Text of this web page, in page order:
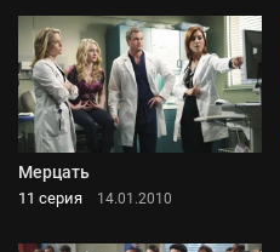
Мерцать
11 серия 14.01.2010